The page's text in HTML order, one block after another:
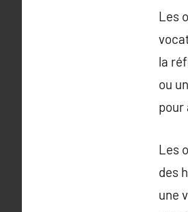
Les
la
ou
pour
Les
des
une